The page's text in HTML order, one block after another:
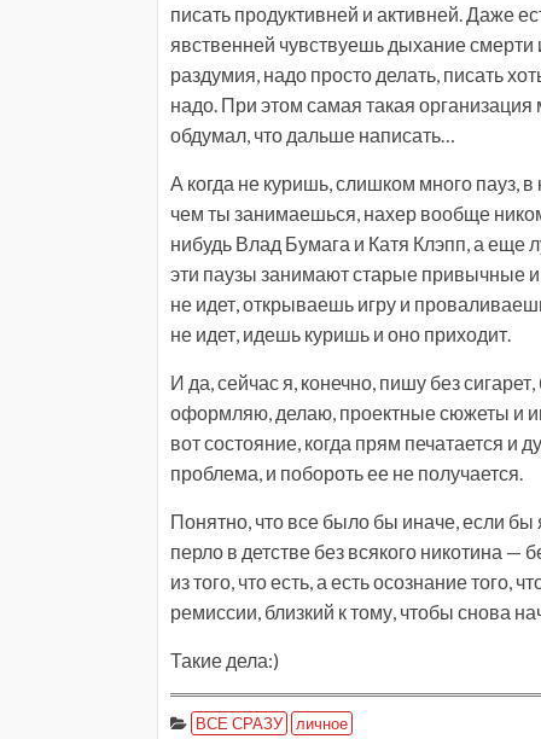
писать продуктивней и активней. Даже
явственней чувствуешь дыхание
раздумия, надо просто делать, писать
надо. При этом самая такая
обдумал, что дальше написать…
А когда не куришь, слишком много пауз,
чем ты занимаешься, нахер вообще
нибудь Влад Бумага и Катя Клэпп, а еще
эти паузы занимают старые привычные
не идет, открываешь игру и
не идет, идешь куришь и оно приходит.
И да, сейчас я, конечно, пишу без
оформляю, делаю, проектные сюжеты и
вот состояние, когда прям печатается и
проблема, и побороть ее не получается.
Понятно, что все было бы иначе, если бы
перло в детстве без всякого никотина —
из того, что есть, а есть осознание того,
ремиссии, близкий к тому, чтобы снова
Такие дела:)
ВСЕ СРАЗУ личное